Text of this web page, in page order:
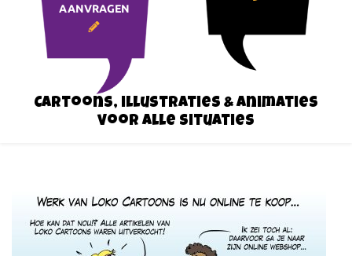
AANVRAGEN
Cartoons, illustraties & animaties
voor alle situaties